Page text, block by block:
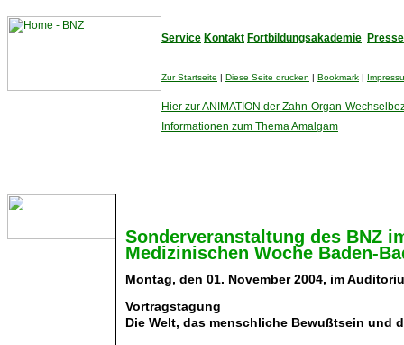
Service Kontakt Fortbildungsakademie Presse
Zur Startseite | Diese Seite drucken | Bookmark |
Hier zur ANIMATION der Zahn-Organ-
Informationen zum Thema Amalgam
Sonderveranstaltung des BNZ
Medizinischen Woche Baden-
Montag, den 01. November 2004, im
Vortragstagung
Die Welt, das menschliche Bewußtsein und